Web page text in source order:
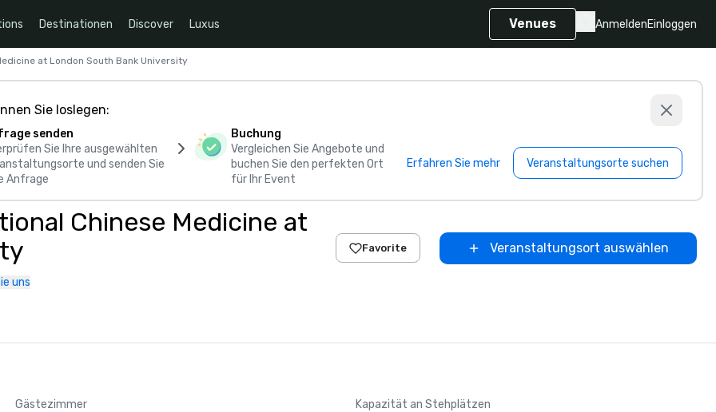
Destinationen Discover Luxus Venues AnmeldenEinloggen
at London South Bank University
Sie loslegen:
senden
Sie Ihre ausgewählten
und senden Sie
Anfrage
Buchung
Vergleichen Sie Angebote und
buchen Sie den perfekten Ort
für Ihr Event
Erfahren Sie mehr Veranstaltungsorte suchen
Chinese Medicine at
uns
Favorite Veranstaltungsort auswählen
Gästezimmer
Kapazität an Stehplätzen